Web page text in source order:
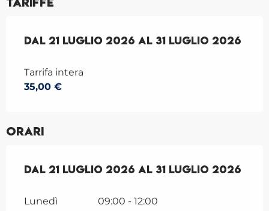
Dal 21 luglio 2026 al 31 luglio 2026
Dal 21 luglio 2026 al 31 luglio 2026
Tarrifa intera
35,00 €
Orari
Dal 21 luglio 2026 al 31 luglio 2026
Dal 21 luglio 2026 al 31 luglio 2026
Lunedì 09:00 - 12:00